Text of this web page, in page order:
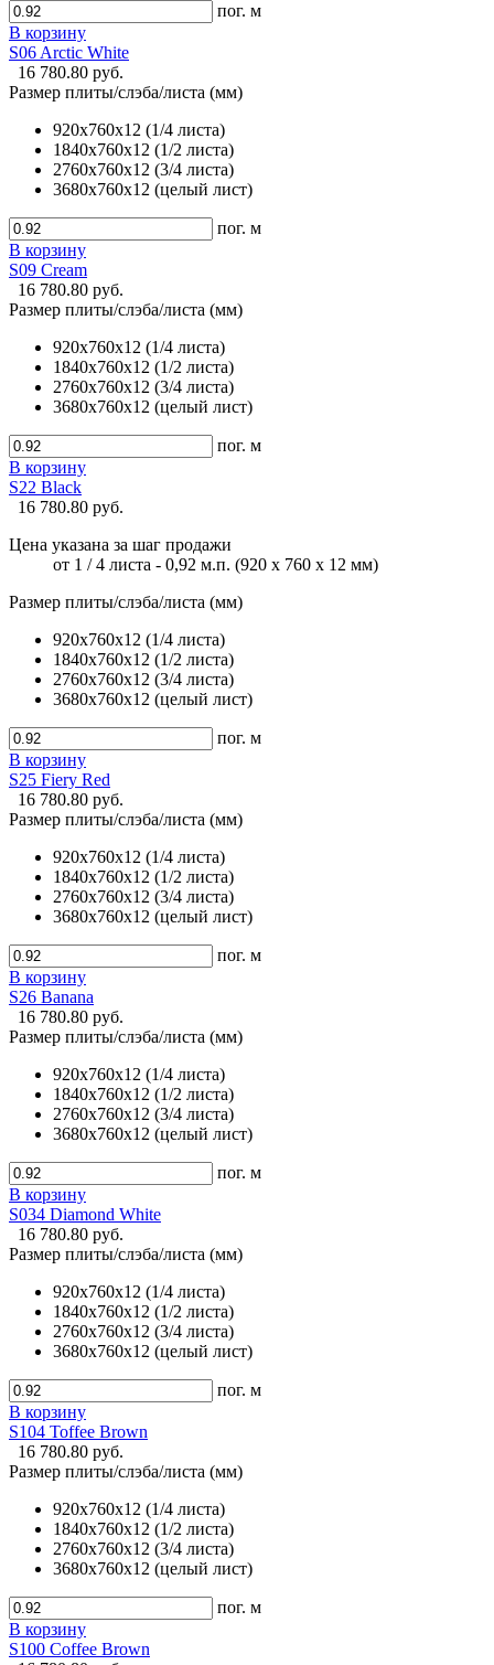
пог. м
В корзину
S06 Arctic White
16 780.80 руб.
Размер плиты/слэба/листа (мм)
920х760х12 (1/4 листа)
1840х760х12 (1/2 листа)
2760х760х12 (3/4 листа)
3680х760х12 (целый лист)
пог. м
В корзину
S09 Cream
16 780.80 руб.
Размер плиты/слэба/листа (мм)
920х760х12 (1/4 листа)
1840х760х12 (1/2 листа)
2760х760х12 (3/4 листа)
3680х760х12 (целый лист)
пог. м
В корзину
S22 Black
16 780.80 руб.
Цена указана за шаг продажи
от 1 / 4 листа - 0,92 м.п. (920 х 760 х 12 мм)
Размер плиты/слэба/листа (мм)
920х760х12 (1/4 листа)
1840х760х12 (1/2 листа)
2760х760х12 (3/4 листа)
3680х760х12 (целый лист)
пог. м
В корзину
S25 Fiery Red
16 780.80 руб.
Размер плиты/слэба/листа (мм)
920х760х12 (1/4 листа)
1840х760х12 (1/2 листа)
2760х760х12 (3/4 листа)
3680х760х12 (целый лист)
пог. м
В корзину
S26 Banana
16 780.80 руб.
Размер плиты/слэба/листа (мм)
920х760х12 (1/4 листа)
1840х760х12 (1/2 листа)
2760х760х12 (3/4 листа)
3680х760х12 (целый лист)
пог. м
В корзину
S034 Diamond White
16 780.80 руб.
Размер плиты/слэба/листа (мм)
920х760х12 (1/4 листа)
1840х760х12 (1/2 листа)
2760х760х12 (3/4 листа)
3680х760х12 (целый лист)
пог. м
В корзину
S104 Toffee Brown
16 780.80 руб.
Размер плиты/слэба/листа (мм)
920х760х12 (1/4 листа)
1840х760х12 (1/2 листа)
2760х760х12 (3/4 листа)
3680х760х12 (целый лист)
пог. м
В корзину
S100 Coffee Brown